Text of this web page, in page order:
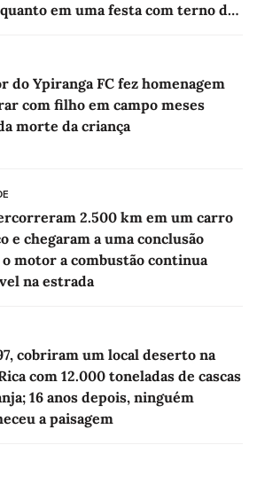
em uma festa com terno de
do Ypiranga FC fez homenagem
com filho em campo meses
morte da criança
2.500 km em um carro
e chegaram a uma conclusão
motor a combustão continua
na estrada
cobriram um local deserto na
com 12.000 toneladas de cascas
16 anos depois, ninguém
a paisagem